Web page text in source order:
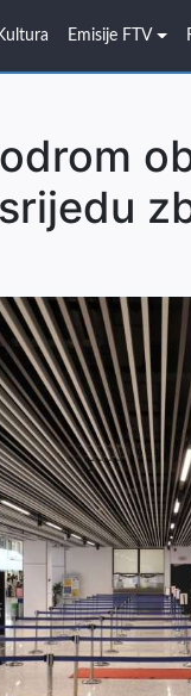
Emisije FTV